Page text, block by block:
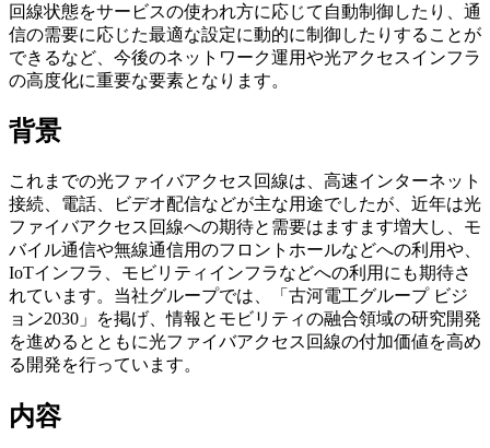
回線状態をサービスの使われ方に応じて自動制御したり、通
信の需要に応じた最適な設定に動的に制御したりすることが
できるなど、今後のネットワーク運用や光アクセスインフラ
の高度化に重要な要素となります。
背景
これまでの光ファイバアクセス回線は、高速インターネット
接続、電話、ビデオ配信などが主な用途でしたが、近年は光
ファイバアクセス回線への期待と需要はますます増大し、モ
バイル通信や無線通信用のフロントホールなどへの利用や、
IoTインフラ、モビリティインフラなどへの利用にも期待さ
れています。当社グループでは、「古河電工グループ ビジ
ョン2030」を掲げ、情報とモビリティの融合領域の研究開発
を進めるとともに光ファイバアクセス回線の付加価値を高め
る開発を行っています。
内容